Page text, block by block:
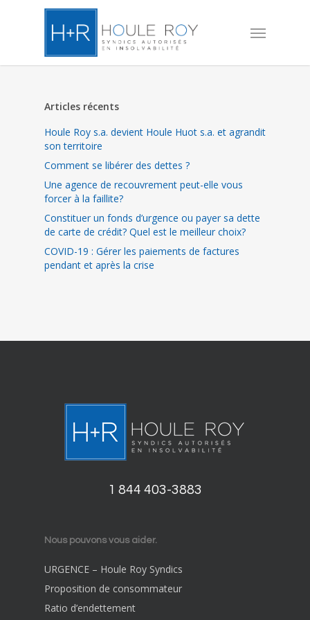
Menu
Articles récents
Houle Roy s.a. devient Houle Huot s.a. et agrandit
son territoire
Comment se libérer des dettes ?
Une agence de recouvrement peut-elle vous
forcer à la faillite?
Constituer un fonds d’urgence ou payer sa dette
de carte de crédit? Quel est le meilleur choix?
COVID-19 : Gérer les paiements de factures
pendant et après la crise
1 844 403-3883
Nous pouvons vous aider.
URGENCE – Houle Roy Syndics
Proposition de consommateur
Ratio d’endettement